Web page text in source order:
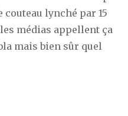
lynché par 15
médias appellent ça
mais bien sûr quel